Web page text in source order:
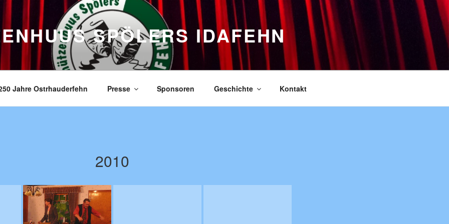
SPÖLERS IDAFEHN
Jahre Ostrhauderfehn Presse Sponsoren Geschichte Kontakt
2010